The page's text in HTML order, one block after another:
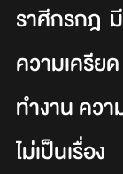
ราศีกรกฎ
ความเครีย
ทำงาน ควา
ไม่เป็นเรื่อง